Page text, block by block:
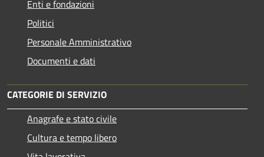
Enti e fondazioni
Politici
Personale Amministrativo
Documenti e dati
CATEGORIE DI SERVIZIO
Anagrafe e stato civile
Cultura e tempo libero